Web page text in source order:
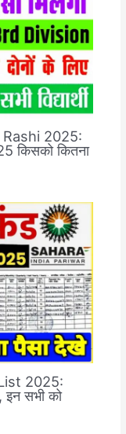
2025:
किसको कितना
2025:
इन सभी को